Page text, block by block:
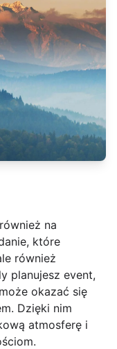
na
które
również
planujesz event,
okazać się
Dzięki nim
atmosferę i